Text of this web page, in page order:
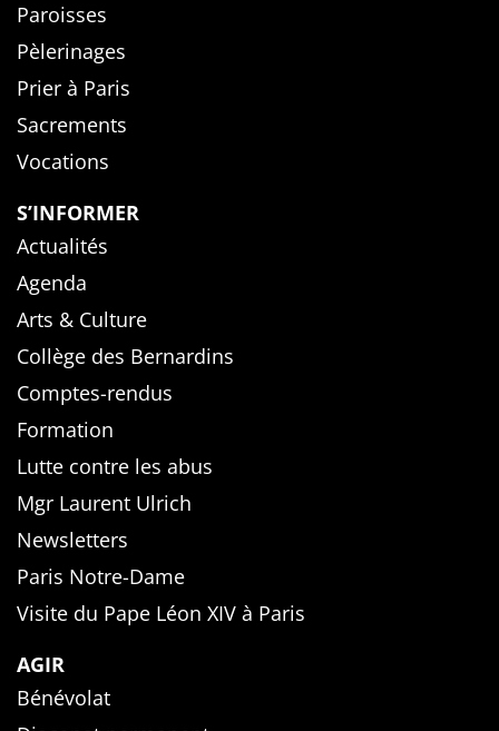
Paroisses
Pèlerinages
Prier à Paris
Sacrements
Vocations
S’INFORMER
Actualités
Agenda
Arts & Culture
Collège des Bernardins
Comptes-rendus
Formation
Lutte contre les abus
Mgr Laurent Ulrich
Newsletters
Paris Notre-Dame
Visite du Pape Léon XIV à Paris
AGIR
Bénévolat